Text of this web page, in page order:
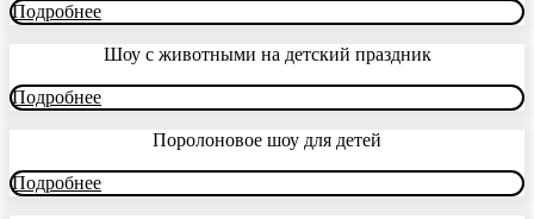
Подробнее
Шоу с животными на детский праздник
Подробнее
Поролоновое шоу для детей
Подробнее